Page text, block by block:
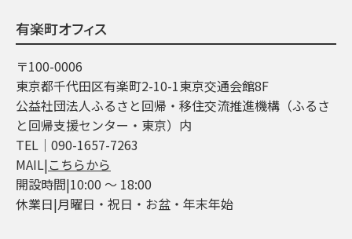
有楽町オフィス
〒100-0006
東京都千代田区有楽町2-10-1東京交通会館8F
公益社団法人ふるさと回帰・移住交流推進機構（ふるさ
と回帰支援センター・東京）内
TEL│090-1657-7263
MAIL|こちらから
開設時間|10:00 ～ 18:00
休業日|月曜日・祝日・お盆・年末年始